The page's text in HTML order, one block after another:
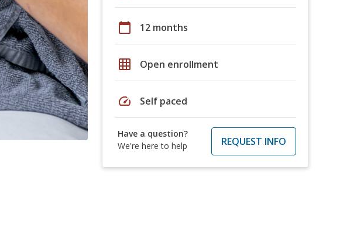
calendar_today 12 months
grid_on Open enrollment
speed Self paced
Have a question?
We're here to help
REQUEST INFO